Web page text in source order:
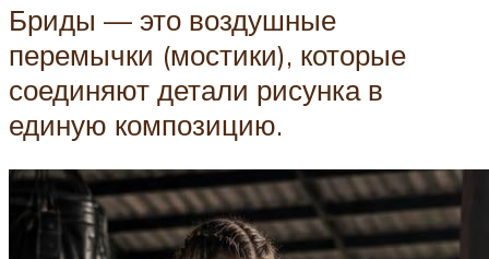
Бриды — это воздушные
перемычки (мостики), которые
соединяют детали рисунка в
единую композицию.